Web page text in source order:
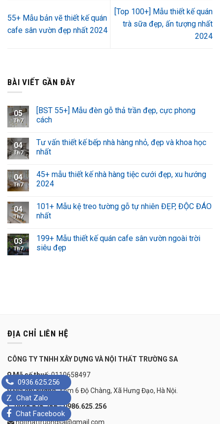
55+ Mẫu bản vẽ thiết kế quán
cafe sân vườn đẹp nhất 2024
[Top 100+] Mẫu thiết kế quán
trà sữa đẹp, ấn tượng nhất
2024
BÀI VIẾT GẦN ĐÂY
05
Th7
[BST 55+] Mẫu đèn gỗ thả trần đẹp, cực phong
cách
04
Th7
Tư vấn thiết kế bếp nhà hàng nhỏ, đẹp và khoa học
nhất
04
Th7
45+ mẫu thiết kế nhà hàng tiệc cưới đẹp, xu hướng
2024
04
Th7
101+ Mẫu kệ treo tường gỗ tự nhiên ĐẸP, ĐỘC ĐÁO
nhất
03
Th7
199+ Mẫu thiết kế quán cafe sân vườn ngoài trời
siêu đẹp
0936.625.256
Z Chat Zalo
Chat Facebook
ĐỊA CHỈ LIÊN HỆ
CÔNG TY TNHH XÂY DỰNG VÀ NỘI THẤT TRƯỜNG SA
Mã số thuế: 0110658497
Địa chỉ xưởng: Xóm 6 Độ Chàng, Xã Hưng Đạo, Hà Nội.
0936.625.256 - 0986.625.256
noithattruongsa@gmail.com